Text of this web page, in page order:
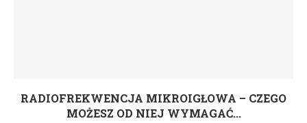
RADIOFREKWENCJA MIKROIGŁOWA – CZEGO
MOŻESZ OD NIEJ WYMAGAĆ...